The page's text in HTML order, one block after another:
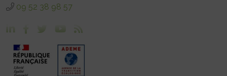
09 52 38 98 57